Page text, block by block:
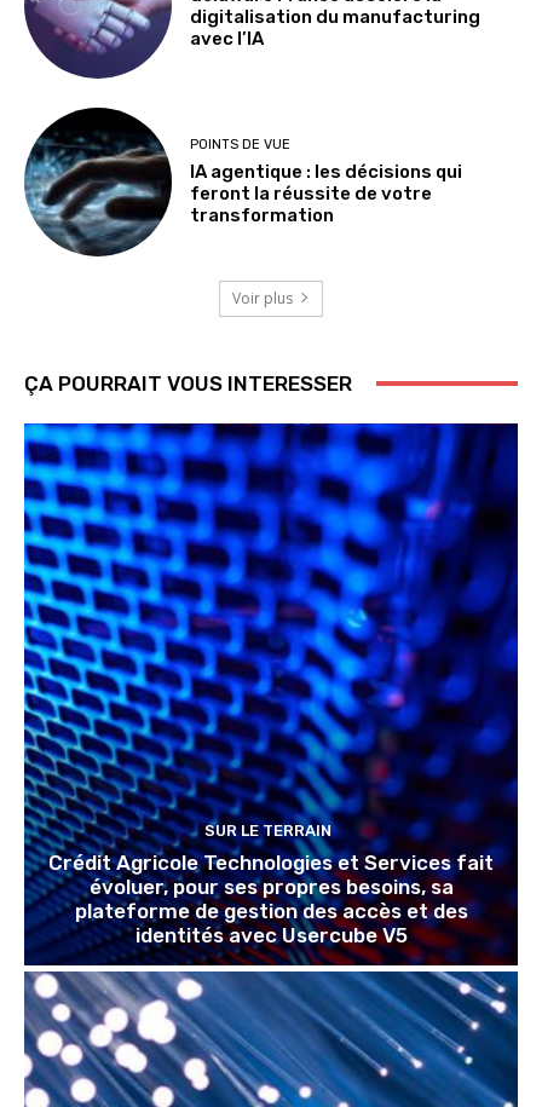
digitalisation du manufacturing
avec l’IA
POINTS DE VUE
IA agentique : les décisions qui
feront la réussite de votre
transformation
Voir plus
ÇA POURRAIT VOUS INTERESSER
SUR LE TERRAIN
Crédit Agricole Technologies et Services fait
évoluer, pour ses propres besoins, sa
plateforme de gestion des accès et des
identités avec Usercube V5